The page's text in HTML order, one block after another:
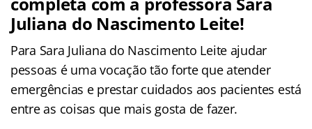
Juliana do Nascimento Leite!
Para Sara Juliana do Nascimento Leite ajudar
pessoas é uma vocação tão forte que atender
emergências e prestar cuidados aos pacientes está
entre as coisas que mais gosta de fazer.